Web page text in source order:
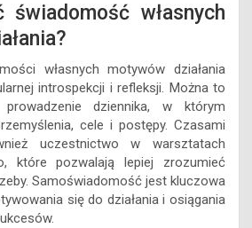
świadomość własnych
własnych motywów działania
introspekcji i refleksji. Można to
dziennika, w którym
cele i postępy. Czasami
uczestnictwo w warsztatach
które pozwalają lepiej zrozumieć
Samoświadomość jest kluczowa
się do działania i osiągania